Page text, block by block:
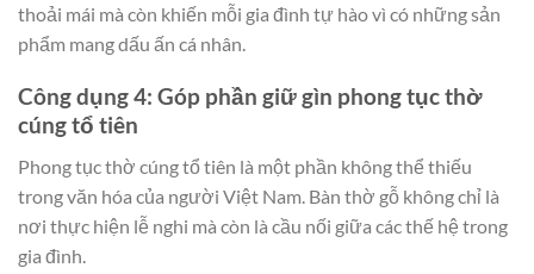
thoải mái mà còn khiến mỗi gia đình tự hào vì có những sản
phẩm mang dấu ấn cá nhân.
Công dụng 4: Góp phần giữ gìn phong tục thờ
cúng tổ tiên
Phong tục thờ cúng tổ tiên là một phần không thể thiếu
trong văn hóa của người Việt Nam. Bàn thờ gỗ không chỉ là
nơi thực hiện lễ nghi mà còn là cầu nối giữa các thế hệ trong
gia đình.